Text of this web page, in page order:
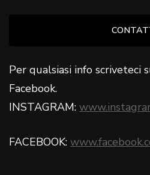
Per qualsiasi info scriveteci
Facebook.
INSTAGRAM:
FACEBOOK: